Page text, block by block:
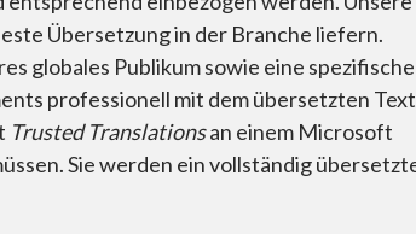
Übersetzung in der Branche liefern.
globales Publikum sowie eine spezifische
professionell mit dem übersetzten Text
Trusted Translationsan einem Microsoft
Sie werden ein vollständig